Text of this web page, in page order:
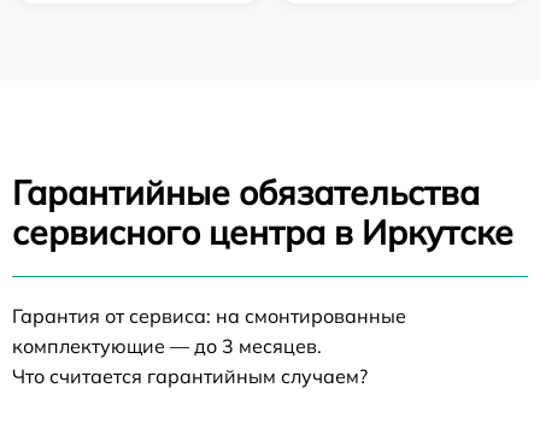
Гарантийные обязательства
сервисного центра в Иркутске
Гарантия от сервиса: на смонтированные
комплектующие — до 3 месяцев.
Что считается гарантийным случаем?